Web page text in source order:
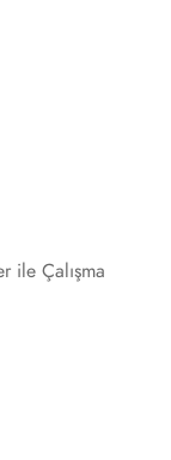
ile Çalışma